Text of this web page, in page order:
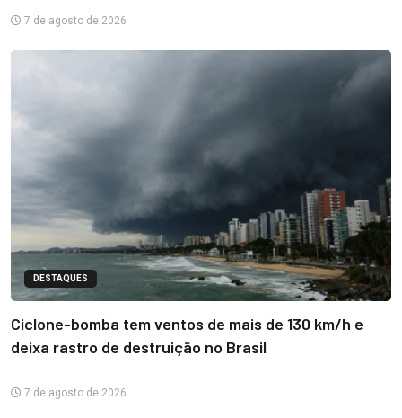
7 de agosto de 2026
DESTAQUES
Ciclone-bomba tem ventos de mais de 130 km/h e
deixa rastro de destruição no Brasil
7 de agosto de 2026